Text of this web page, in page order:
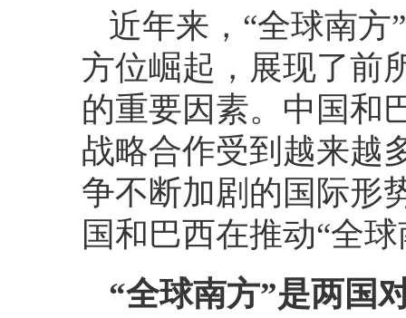
近年来，“全球南
方位崛起，展现了前
的重要因素。中国和
战略合作受到越来越
争不断加剧的国际形
国和巴西在推动“全
“全球南方”是两国